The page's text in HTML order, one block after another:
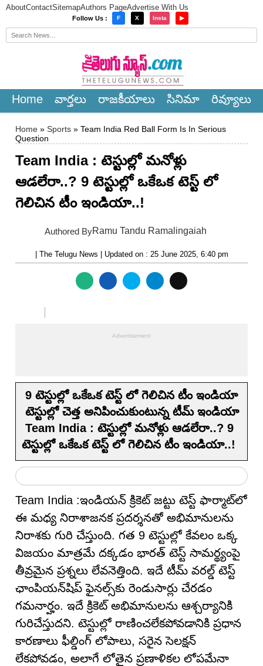
AboutContactSitemapAuthors PageAdvertise With Us
Follow Us : F X Insta ▶
Home వార్త‌లు రాజ‌కీయాలు సినిమా రివ్యూలు
Home » Sports » Team India Red Ball Form Is In Serious
Question
Team India : టెస్టుల్లో మనోళ్లు
ఆడలేరా..? 9 టెస్టుల్లో ఒకేఒక టెస్ట్ లో
గెలిచిన టీం ఇండియా..!
Authored ByRamu Tandu Ramalingaiah
| The Telugu News | Updated on : 25 June 2025, 6:40 pm
9 టెస్టుల్లో ఒకేఒక టెస్ట్ లో గెలిచిన టీం ఇండియా
టెస్టుల్లో చెత్త అనిపించుకుంటున్న టీమ్ ఇండియా
Team India : టెస్టుల్లో మనోళ్లు ఆడలేరా..? 9
టెస్టుల్లో ఒకేఒక టెస్ట్ లో గెలిచిన టీం ఇండియా..!
Team India :ఇండియన్ క్రికెట్ జట్టు టెస్ట్ ఫార్మాట్‌లో
ఈ మధ్య నిరాశాజనక ప్రదర్శనతో అభిమానులను
నిరాశకు గురి చేస్తుంది. గత 9 టెస్టుల్లో కేవలం ఒక్క
విజయం మాత్రమే దక్కడం భారత్‌ టెస్ట్ సామర్థ్యంపై
తీవ్రమైన ప్రశ్నలు లేవనెత్తింది. ఇదే టీమ్ వరల్డ్ టెస్ట్
ఛాంపియన్‌షిప్ ఫైనల్స్‌కు రెండుసార్లు చేరడం
గమనార్హం. ఇదే క్రికెట్ అభిమానులను ఆశ్చర్యానికి
గురిచేస్తుదని. టెస్టుల్లో రాణించలేకపోవడానికి ప్రధాన
కారణాలు ఫీల్డింగ్ లోపాలు, సరైన సెలక్షన్
లేకపోవడం, అలాగే లోతైన ప్రణాళికల లోపమేనా